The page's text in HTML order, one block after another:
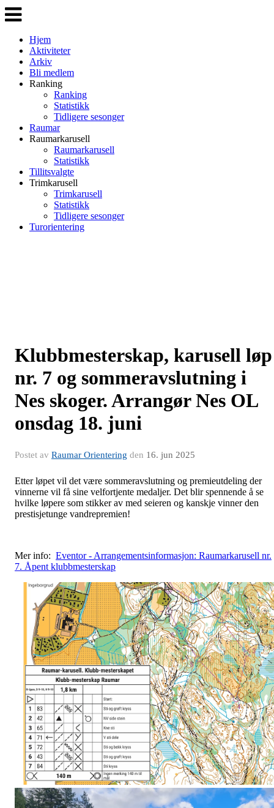
Veksle
navigasjon
Hjem
Aktiviteter
Arkiv
Bli medlem
Ranking
Ranking
Statistikk
Tidligere sesonger
Raumar
Raumarkarusell
Raumarkarusell
Statistikk
Tillitsvalgte
Trimkarusell
Trimkarusell
Statistikk
Tidligere sesonger
Turorientering
Klubbmesterskap, karusell løp
nr. 7 og sommeravslutning i
Nes skoger. Arrangør Nes OL
onsdag 18. juni
Postet av Raumar Orientering den 16. jun 2025
Etter løpet vil det være sommeravslutning og premieutdeling der
vinnerne vil få sine velfortjente medaljer. Det blir spennende å se
hvilke løpere som stikker av med seieren og kanskje vinner den
prestisjetunge vandrepremien!
Mer info: Eventor - Arrangementsinformasjon: Raumarkarusell nr.
7. Åpent klubbmesterskap